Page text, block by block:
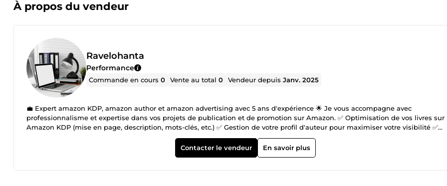
À propos du vendeur
Ravelohanta
Performance
Commande en cours0 Vente au total0 Vendeur depuisJanv. 2025
💼 Expert amazon KDP, amazon author et amazon advertising avec 5 ans d'expérience 🌟 Je vous accompagne avec
professionnalisme et expertise dans vos projets de publication et de promotion sur Amazon. ✅ Optimisation de vos livres sur
Amazon KDP (mise en page, description, mots-clés, etc.) ✅ Gestion de votre profil d'auteur pour maximiser votre visibilité ✅
Campagnes Amazon Advertising stratégiques pour booster vos ventes 🎯 Mon objectif : vous aider à atteindre vos lecteurs et
transformer vos efforts en succès. ✨ Faites confiance à une professionnelle passionnée et impliquée dans votre réussite !
Contacter le vendeur En savoir plus